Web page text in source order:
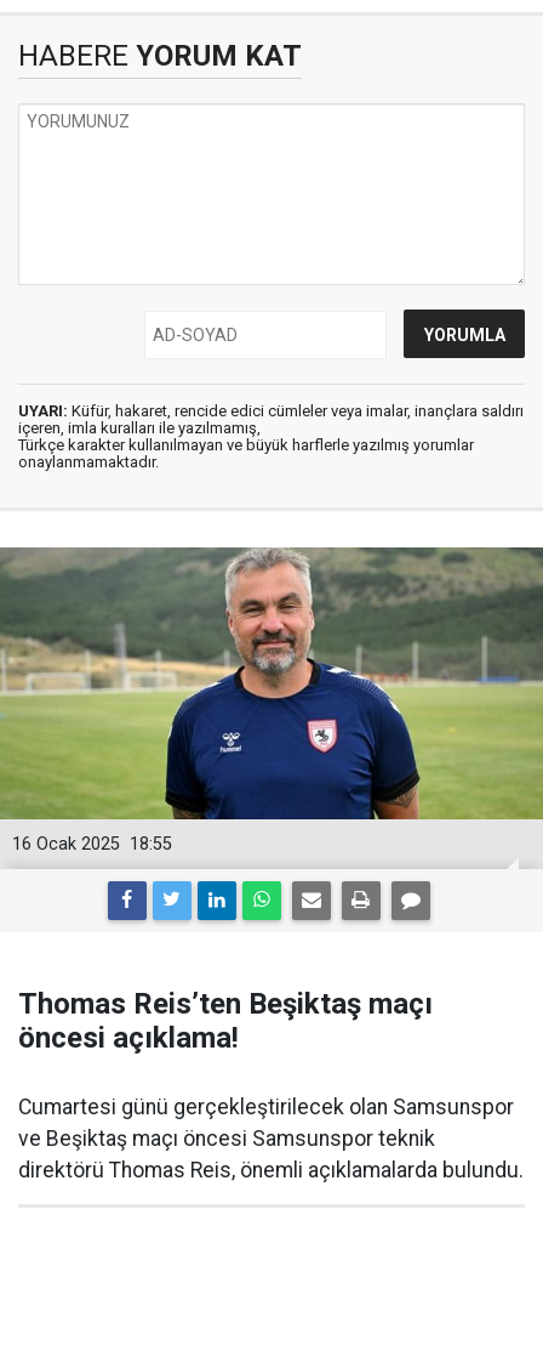
HABERE YORUM KAT
UYARI: Küfür, hakaret, rencide edici cümleler veya imalar, inançlara saldırı
içeren, imla kuralları ile yazılmamış,
Türkçe karakter kullanılmayan ve büyük harflerle yazılmış yorumlar
onaylanmamaktadır.
18:55
16 Ocak 2025
Thomas Reis’ten Beşiktaş maçı
öncesi açıklama!
Cumartesi günü gerçekleştirilecek olan Samsunspor
ve Beşiktaş maçı öncesi Samsunspor teknik
direktörü Thomas Reis, önemli açıklamalarda bulundu.